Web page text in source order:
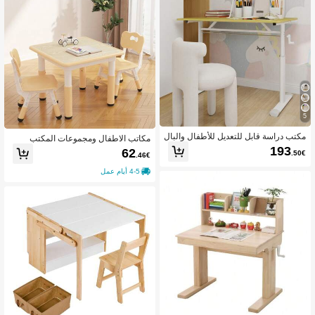
5
مكتب دراسة قابل للتعديل للأطفال والبال
غين – مكتب متعدد الاستخدامات قابل لتع
ديل الارتفاع للمنزل/المكتب، تصميم مدم
193.50€
مكاتب الاطفال ومجموعات المكتب
62.46€
4-5 أيام عمل